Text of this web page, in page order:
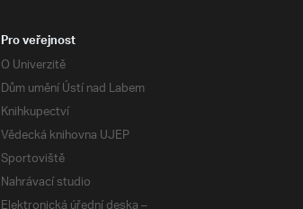
Pro veřejnost
O Univerzitě
Dům umění Ústí nad Labem
Knihkupectví
Vědecká knihovna UJEP
Sportoviště
Nahrávací studio